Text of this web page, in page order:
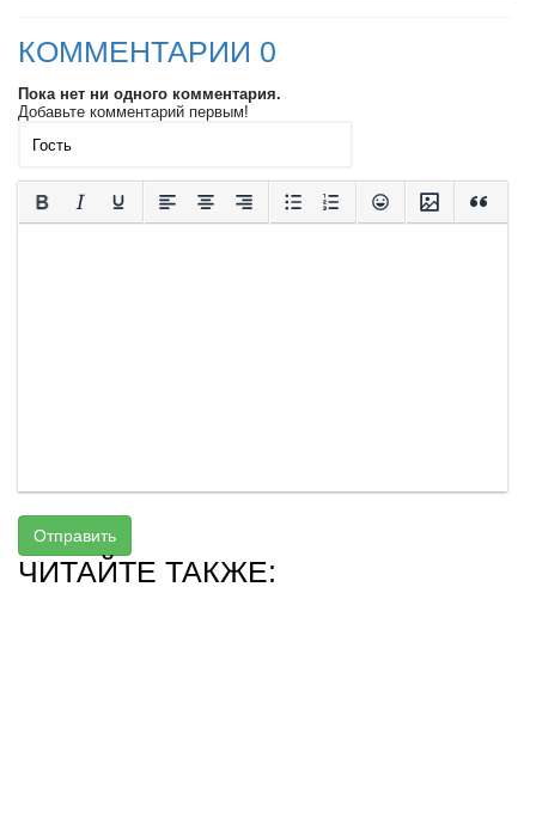
КОММЕНТАРИИ 0
Пока нет ни одного комментария.
Добавьте комментарий первым!
Отправить
ЧИТАЙТЕ ТАКЖЕ: